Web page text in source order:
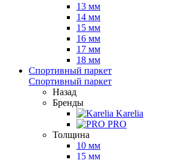
13 мм
14 мм
15 мм
16 мм
17 мм
18 мм
Спортивный паркет
Спортивный паркет
Назад
Бренды
Karelia
PRO
Толщина
10 мм
15 мм